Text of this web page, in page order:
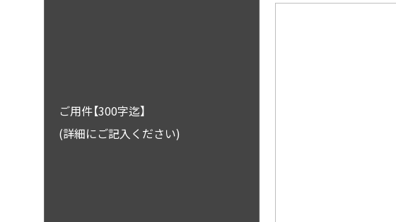
ご用件【300字迄】
(詳細にご記入ください)